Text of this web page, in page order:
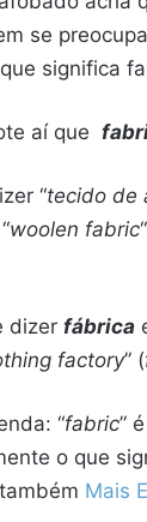
se
significa
aí que
“tecido de
woolen fabric
dizer fábrica
factory” (
“fabric”
o que
Mais